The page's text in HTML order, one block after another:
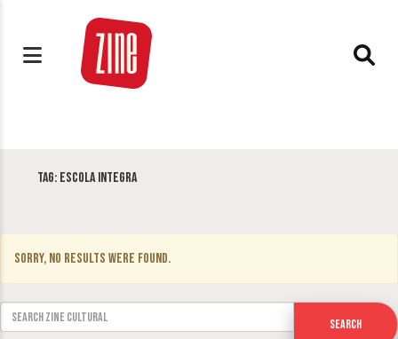
Tag: Escola Integra
Sorry, no results were found.
Search for:
Search